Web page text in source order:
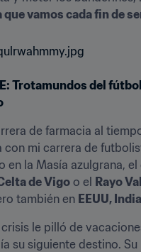
vamos cada fin de
Trotamundos del
de farmacia al
mi carrera de
en la Masía azulgrana,
de Vigo o el
Rayo
también en EEUU,
le pilló de
su siguiente destino.